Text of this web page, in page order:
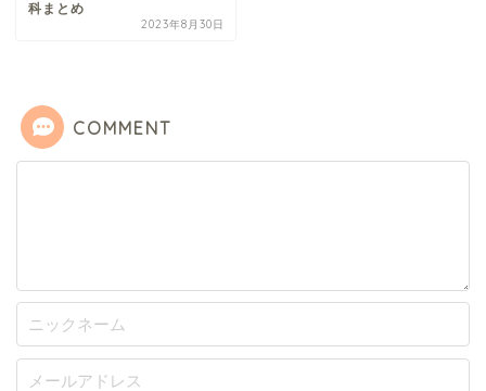
科まとめ
2023年8月30日
COMMENT